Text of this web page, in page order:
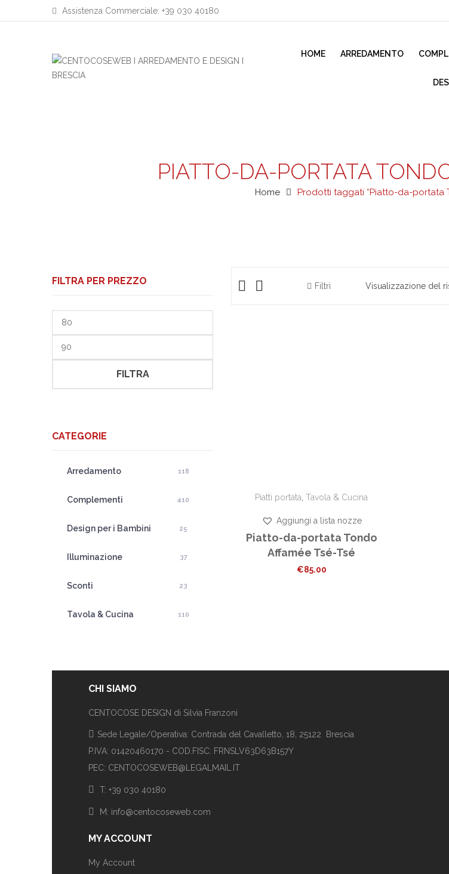
Assistenza Commerciale: +39 030 40180
HOME ARREDAMENTO
PIATTO-DA-PORTATA
Home Prodotti taggati “Piatto-da-portata
FILTRA PER PREZZO
FILTRA
CATEGORIE
Arredamento 118
Complementi 410
Design per i Bambini 25
Illuminazione 37
Sconti 23
Tavola & Cucina 110
Filtri Visualizzazione del
Piatti portata ,Tavola & Cucina
Aggiungi a lista nozze
Piatto-da-portata Tondo
Affamée Tsé-Tsé
€85.00
CHI SIAMO
CENTOCOSE DESIGN di Silvia Franzoni
Sede Legale/Operativa: Contrada del Cavalletto, 18, 25122 Brescia
P.IVA: 01420460170 - COD.FISC: FRNSLV63D63B157Y
PEC: CENTOCOSEWEB@LEGALMAIL.IT
T: +39 030 40180
M: info@centocoseweb.com
MY ACCOUNT
My Account